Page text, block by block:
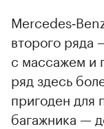
второго ряда
с массажем и
ряд здесь
пригоден для
багажника —